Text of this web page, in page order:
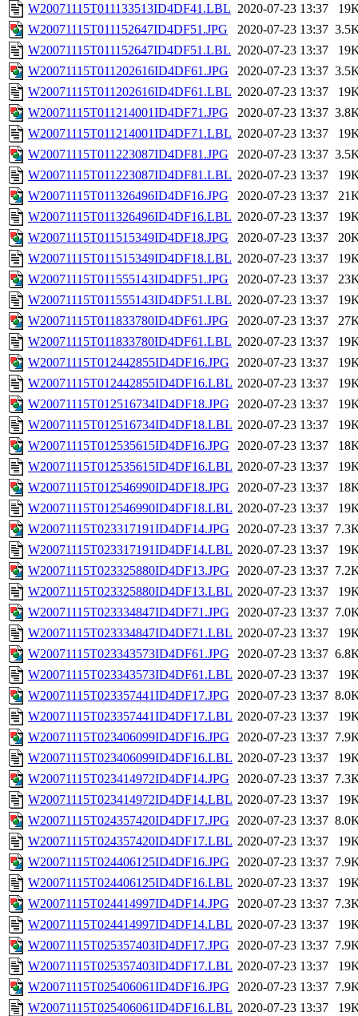
W20071115T011133513ID4DF41.LBL 2020-07-23 13:37
W20071115T011152647ID4DF51.JPG
2020-07-23 13:37
W20071115T011152647ID4DF51.LBL 2020-07-23 13:37
W20071115T011202616ID4DF61.JPG
2020-07-23 13:37
W20071115T011202616ID4DF61.LBL 2020-07-23 13:37
W20071115T011214001ID4DF71.JPG
2020-07-23 13:37
W20071115T011214001ID4DF71.LBL 2020-07-23 13:37
W20071115T011223087ID4DF81.JPG
2020-07-23 13:37
W20071115T011223087ID4DF81.LBL 2020-07-23 13:37
W20071115T011326496ID4DF16.JPG
2020-07-23 13:37
W20071115T011326496ID4DF16.LBL 2020-07-23 13:37
W20071115T011515349ID4DF18.JPG
2020-07-23 13:37
W20071115T011515349ID4DF18.LBL 2020-07-23 13:37
W20071115T011555143ID4DF51.JPG
2020-07-23 13:37
W20071115T011555143ID4DF51.LBL 2020-07-23 13:37
W20071115T011833780ID4DF61.JPG
2020-07-23 13:37
W20071115T011833780ID4DF61.LBL 2020-07-23 13:37
W20071115T012442855ID4DF16.JPG
2020-07-23 13:37
W20071115T012442855ID4DF16.LBL 2020-07-23 13:37
W20071115T012516734ID4DF18.JPG
2020-07-23 13:37
W20071115T012516734ID4DF18.LBL 2020-07-23 13:37
W20071115T012535615ID4DF16.JPG
2020-07-23 13:37
W20071115T012535615ID4DF16.LBL 2020-07-23 13:37
W20071115T012546990ID4DF18.JPG
2020-07-23 13:37
W20071115T012546990ID4DF18.LBL 2020-07-23 13:37
W20071115T023317191ID4DF14.JPG
2020-07-23 13:37
W20071115T023317191ID4DF14.LBL 2020-07-23 13:37
W20071115T023325880ID4DF13.JPG
2020-07-23 13:37
W20071115T023325880ID4DF13.LBL 2020-07-23 13:37
W20071115T023334847ID4DF71.JPG
2020-07-23 13:37
W20071115T023334847ID4DF71.LBL 2020-07-23 13:37
W20071115T023343573ID4DF61.JPG
2020-07-23 13:37
W20071115T023343573ID4DF61.LBL 2020-07-23 13:37
W20071115T023357441ID4DF17.JPG
2020-07-23 13:37
W20071115T023357441ID4DF17.LBL 2020-07-23 13:37
W20071115T023406099ID4DF16.JPG
2020-07-23 13:37
W20071115T023406099ID4DF16.LBL 2020-07-23 13:37
W20071115T023414972ID4DF14.JPG
2020-07-23 13:37
W20071115T023414972ID4DF14.LBL 2020-07-23 13:37
W20071115T024357420ID4DF17.JPG
2020-07-23 13:37
W20071115T024357420ID4DF17.LBL 2020-07-23 13:37
W20071115T024406125ID4DF16.JPG
2020-07-23 13:37
W20071115T024406125ID4DF16.LBL 2020-07-23 13:37
W20071115T024414997ID4DF14.JPG
2020-07-23 13:37
W20071115T024414997ID4DF14.LBL 2020-07-23 13:37
W20071115T025357403ID4DF17.JPG
2020-07-23 13:37
W20071115T025357403ID4DF17.LBL 2020-07-23 13:37
W20071115T025406061ID4DF16.JPG
2020-07-23 13:37
W20071115T025406061ID4DF16.LBL 2020-07-23 13:37